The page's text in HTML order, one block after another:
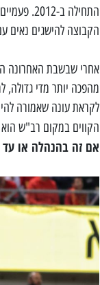
התחילה ב-2012. פעמיים מהן בשלוש השנים האחרונות היו תחת הדרכתו של
הקבוצה להישגים נאים
אחרי שבשבת האחרונה
מהפכה יותר מדי גדולה,
לקראת עונה שאמורה
הקווים במקום רב"ש הוא
אם זה בהנהלה או עד